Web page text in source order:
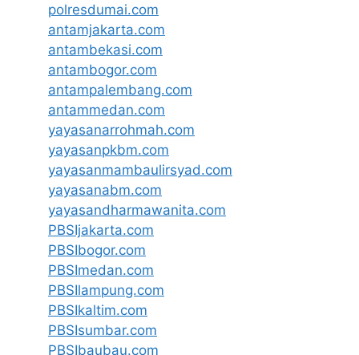
polresdumai.com
antamjakarta.com
antambekasi.com
antambogor.com
antampalembang.com
antammedan.com
yayasanarrohmah.com
yayasanpkbm.com
yayasanmambaulirsyad.com
yayasanabm.com
yayasandharmawanita.com
PBSIjakarta.com
PBSIbogor.com
PBSImedan.com
PBSIlampung.com
PBSIkaltim.com
PBSIsumbar.com
PBSIbaubau.com